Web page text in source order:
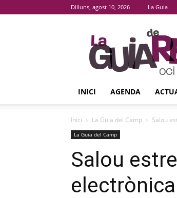
Dilluns, agost 10, 2026 La Guia
La
Guia
De
Reus
INICI AGENDA
Inici La Guia del Camp Salou
La Guia del Camp
Salou
electrònica